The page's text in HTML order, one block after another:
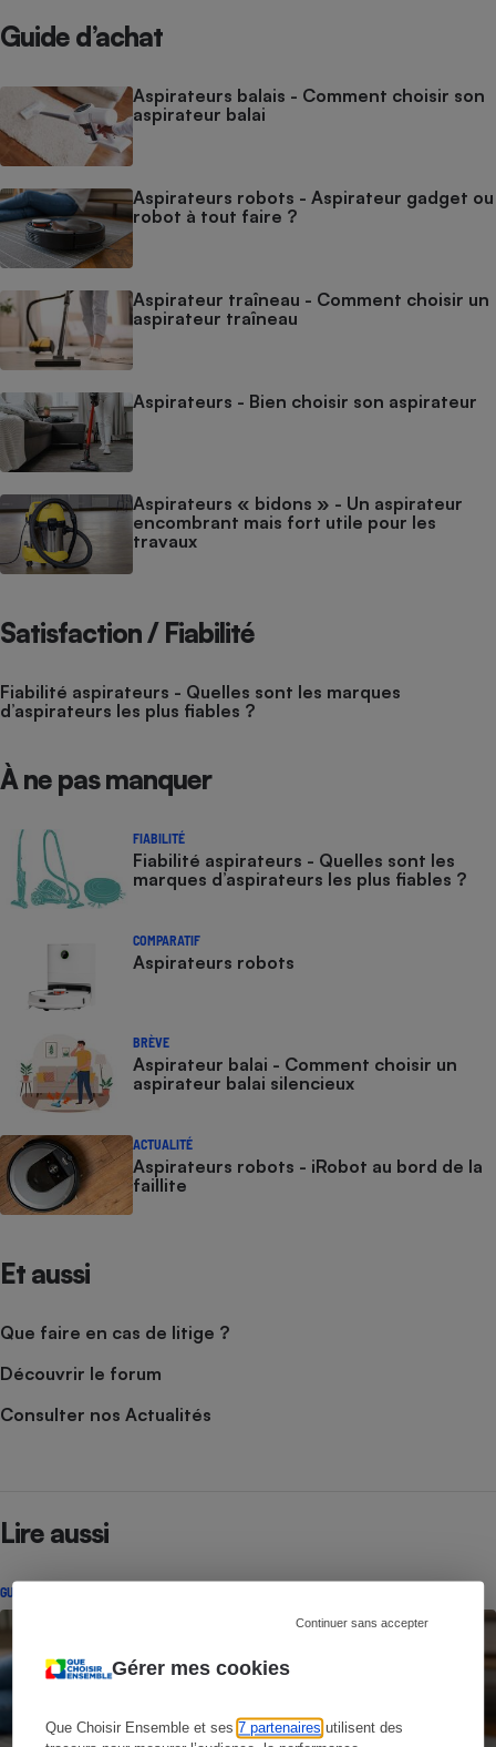
Gérer mes cookies
Que Choisir Ensemble et ses7 partenaires utilisent des
Continuer sans accepter
Guide d’achat
Aspirateurs balais - Comment choisir son
aspirateur balai
Aspirateurs robots - Aspirateur gadget ou
robot à tout faire ?
Aspirateur traîneau - Comment choisir un
aspirateur traîneau
Aspirateurs - Bien choisir son aspirateur
Aspirateurs « bidons » - Un aspirateur
encombrant mais fort utile pour les
travaux
Satisfaction / Fiabilité
Fiabilité aspirateurs - Quelles sont les marques
d’aspirateurs les plus fiables ?
À ne pas manquer
FIABILITÉ
Fiabilité aspirateurs - Quelles sont les
marques d’aspirateurs les plus fiables ?
COMPARATIF
Aspirateurs robots
BRÈVE
Aspirateur balai - Comment choisir un
aspirateur balai silencieux
ACTUALITÉ
Aspirateurs robots - iRobot au bord de la
faillite
Et aussi
Que faire en cas de litige ?
Découvrir le forum
Consulter nos Actualités
Lire aussi
GUIDE D'ACHAT